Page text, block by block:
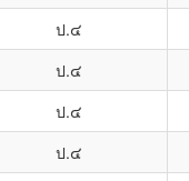
ป.๔
ป.๔
ป.๔
ป.๔